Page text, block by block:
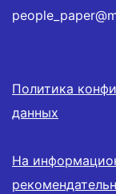
Политика
данных
На